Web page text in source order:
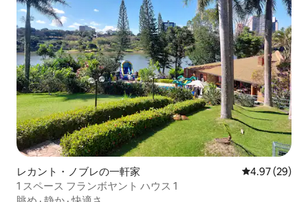
レカント・ノブレの一軒家 レビュー29
4.97 (29)
1 スペース フランボヤント ハウス 1